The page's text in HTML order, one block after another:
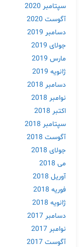
سپتامبر 2020
آگوست 2020
دسامبر 2019
جولای 2019
مارس 2019
ژانویه 2019
دسامبر 2018
نوامبر 2018
اکتبر 2018
سپتامبر 2018
آگوست 2018
جولای 2018
می 2018
آوریل 2018
فوریه 2018
ژانویه 2018
دسامبر 2017
نوامبر 2017
آگوست 2017